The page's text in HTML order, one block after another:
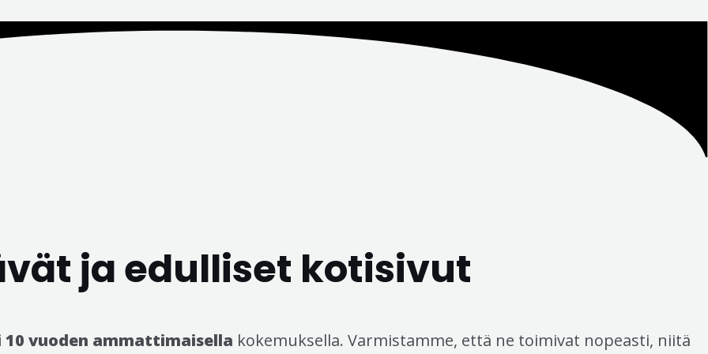
ja edulliset kotisivut
10 vuoden ammattimaisella kokemuksella. Varmistamme, että ne toimivat nopeasti, niitä